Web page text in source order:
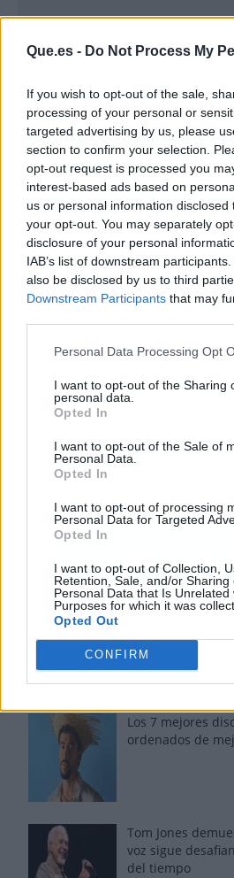
Que.es - Do Not Process My
If you wish to opt-out of the sale,
processing of your personal or
targeted advertising by us, please
section to confirm your selection.
opt-out request is processed you
interest-based ads based on
us or personal information
your opt-out. You may separately
disclosure of your personal
IAB’s list of downstream
also be disclosed by us to third
Downstream Participants that may
Personal Data Processing Opt
I want to opt-out of the Sharing
personal data.
Opted In
I want to opt-out of the Sale of
Personal Data.
Opted In
I want to opt-out of processing
Personal Data for Targeted
Opted In
I want to opt-out of Collection,
Retention, Sale, and/or Sharing
Personal Data that Is Unrelated
Purposes for which it was
Opted Out
CONFIRM
Publicidad
Los más vistos
Los 7 mejores
ordenados de
Tom Jones
voz sigue
del tiempo